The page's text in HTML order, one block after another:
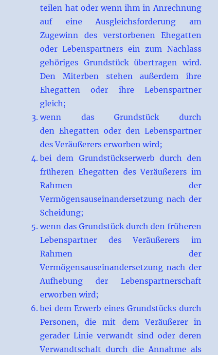
teilen hat oder wenn ihm in Anrechnung
auf eine Ausgleichsforderung am
Zugewinn des verstorbenen Ehegatten
oder Lebenspartners ein zum Nachlass
gehöriges Grundstück übertragen wird.
Den Miterben stehen außerdem ihre
Ehegatten oder ihre Lebenspartner
gleich;
wenn das Grundstück durch
den Ehegatten oder den Lebenspartner
des Veräußerers erworben wird;
bei dem Grundstückserwerb durch den
früheren Ehegatten des Veräußerers im
Rahmen der
Vermögensauseinandersetzung nach der
Scheidung;
wenn das Grundstück durch den früheren
Lebenspartner des Veräußerers im
Rahmen der
Vermögensauseinandersetzung nach der
Aufhebung der Lebenspartnerschaft
erworben wird;
bei dem Erwerb eines Grundstücks durch
Personen, die mit dem Veräußerer in
gerader Linie verwandt sind oder deren
Verwandtschaft durch die Annahme als